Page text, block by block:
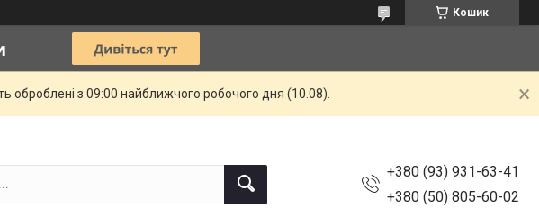
Кошик
оброблені з 09:00 найближчого робочого дня (10.08).
+380 (93) 931-63-41
+380 (50) 805-60-02